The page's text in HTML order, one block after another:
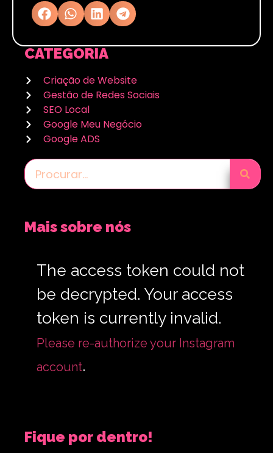
CATEGORIA
Criação de Website
Gestão de Redes Sociais
SEO Local
Google Meu Negócio
Google ADS
Mais sobre nós
The access token could not
be decrypted. Your access
token is currently invalid.
Please re-authorize your Instagram
account.
Fique por dentro!